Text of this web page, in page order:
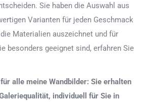
Sie haben die Auswahl aus
Varianten für jeden Geschmack
Materialien auszeichnet und für
besonders geeignet sind, erfahren Sie
alle meine Wandbilder: Sie erhalten
individuell für Sie in